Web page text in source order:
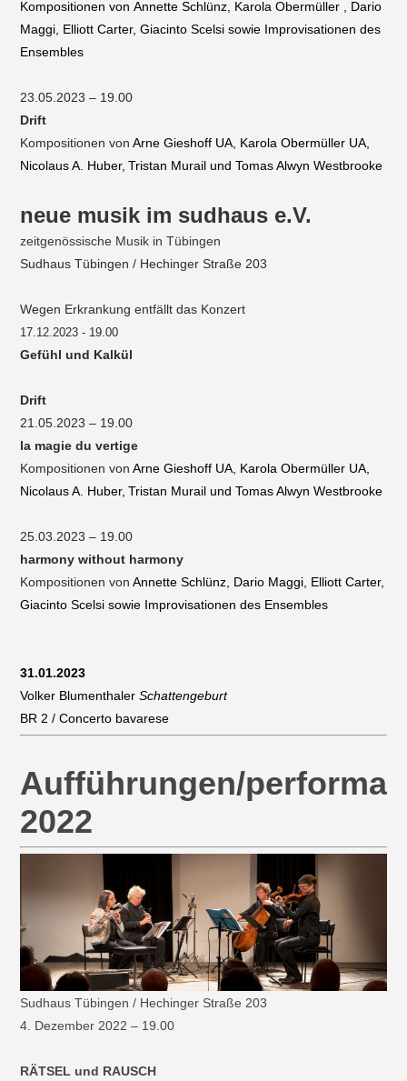
Kompositionen von Annette Schlünz, Karola Obermüller , Dario
Maggi, Elliott Carter, Giacinto Scelsi sowie Improvisationen des
Ensembles
23.05.2023 – 19.00
Drift
Kompositionen vonArne Gieshoff UA, Karola Obermüller UA,
Nicolaus A. Huber, Tristan Murail und Tomas Alwyn Westbrooke
neue musik im sudhaus e.V.
zeitgenössische Musik in Tübingen
Sudhaus Tübingen / Hechinger Straße 203
Wegen Erkrankung entfällt das Konzert
17.12.2023 - 19.00
Gefühl und Kalkül
Drift
21.05.2023 – 19.00
la magie du vertige
Kompositionen vonArne Gieshoff UA, Karola Obermüller UA,
Nicolaus A. Huber, Tristan Murail und Tomas Alwyn Westbrooke
25.03.2023 – 19.00
harmony without harmony
Kompositionen vonAnnette Schlünz, Dario Maggi, Elliott Carter,
Giacinto Scelsi sowie Improvisationen des Ensembles
31.01.2023
Volker BlumenthalerSchattengeburt
BR 2 / Concerto bavarese
Aufführungen/
2022
Sudhaus Tübingen / Hechinger Straße 203
4. Dezember 2022 – 19.00
RÄTSEL und RAUSCH